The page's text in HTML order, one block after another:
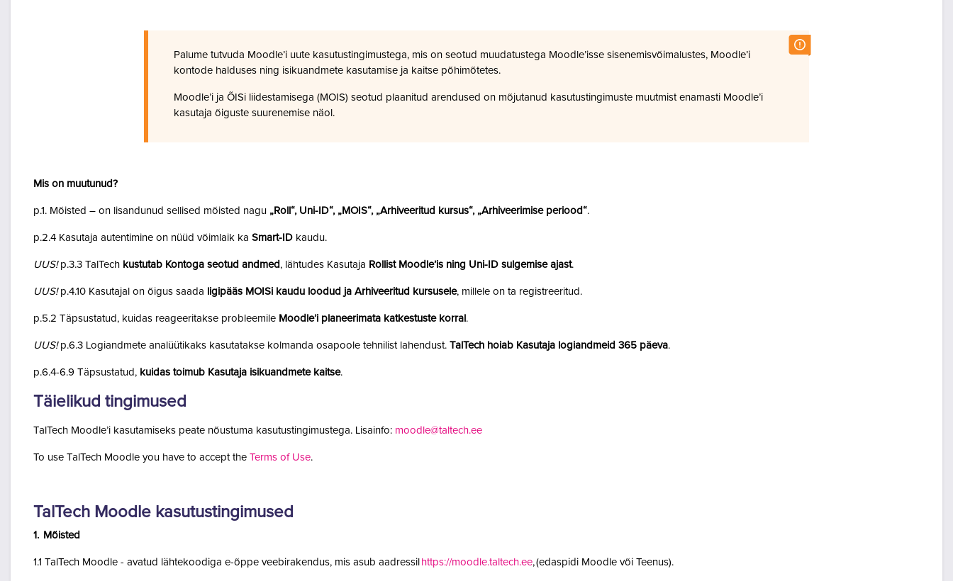
Palume tutvuda Moodle’i uute kasutustingimustega, mis on seotud muudatustega Moodle’isse sisenemisvõimalustes, Moodle’i
kontode halduses ning isikuandmete kasutamise ja kaitse põhimõtetes.
Moodle’i ja ÕISi liidestamisega (MOIS) seotud plaanitud arendused on mõjutanud kasutustingimuste muutmist enamasti Moodle’i
kasutaja õiguste suurenemise näol.
Mis on muutunud?
p.1. Mõisted – on lisandunud sellised mõisted nagu „Roll“, Uni-ID“, „MOIS“, „Arhiveeritud kursus“, „Arhiveerimise periood“.
p.2.4 Kasutaja autentimine on nüüd võimlaik ka Smart-ID kaudu.
UUS!p.3.3 TalTech kustutab Kontoga seotud andmed , lähtudes Kasutaja Rollist Moodle’is ning Uni-ID sulgemise ajast.
UUS!p.4.10 Kasutajal on õigus saada ligipääs MOISi kaudu loodud ja Arhiveeritud kursusele, millele on ta registreeritud.
p.5.2 Täpsustatud, kuidas reageeritakse probleemile Moodle’i planeerimata katkestuste korral .
UUS!p.6.3 Logiandmete analüütikaks kasutatakse kolmanda osapoole tehnilist lahendust. TalTech hoiab Kasutaja logiandmeid 365 päeva.
p.6.4-6.9 Täpsustatud, kuidas toimub Kasutaja isikuandmete kaitse.
Täielikud tingimused
TalTech Moodle’i kasutamiseks peate nõustuma kasutustingimustega. Lisainfo: moodle@taltech.ee
To use TalTech Moodle you have to accept the Terms of Use.
TalTech Moodle kasutustingimused
1. Mõisted
1.1 TalTech Moodle - avatud lähtekoodiga e-õppe veebirakendus, mis asub aadressil https://moodle.taltech.ee, (edaspidi Moodle või Teenus).